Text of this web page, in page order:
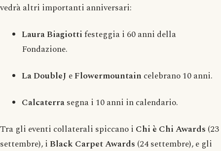
vedrà altri importanti anniversari:
Laura Biagiottifesteggia i 60 anni della
Fondazione.
La DoubleJ eFlowermountain celebrano 10 anni.
Calcaterrasegna i 10 anni in calendario.
Tra gli eventi collaterali spiccano i Chi è Chi Awards (23
settembre), iBlack Carpet Awards (24 settembre), e gli